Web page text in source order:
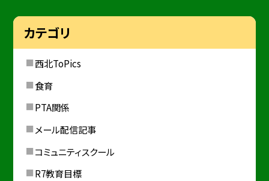
カテゴリ
西北ToPics
食育
PTA関係
メール配信記事
コミュニティスクール
R7教育目標